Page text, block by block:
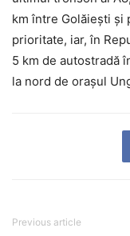
km între Golăiești și
prioritate, iar, în
5 km de autostradă
la nord de orașul
Previous article